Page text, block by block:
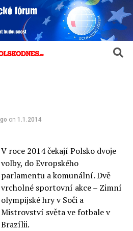
on 1.1.2014
V roce 2014 čekají Polsko dvoje
volby, do Evropského
parlamentu a komunální. Dvě
vrcholné sportovní akce – Zimní
olympijské hry v Soči a
Mistrovství světa ve fotbale v
Brazílii.